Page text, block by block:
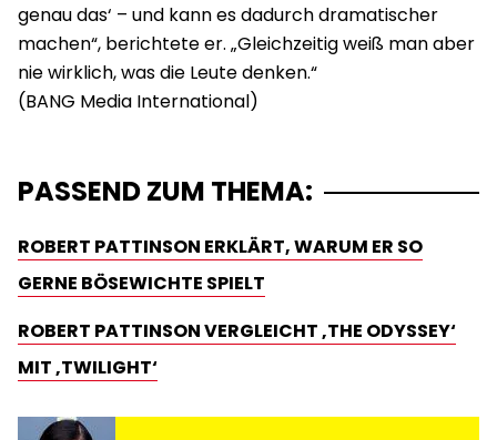
genau das‘ – und kann es dadurch dramatischer
machen“, berichtete er. „Gleichzeitig weiß man aber
nie wirklich, was die Leute denken.“
PASSEND ZUM THEMA:
ROBERT PATTINSON ERKLÄRT, WARUM ER SO
GERNE BÖSEWICHTE SPIELT
ROBERT PATTINSON VERGLEICHT ‚THE ODYSSEY‘
MIT ‚TWILIGHT‘